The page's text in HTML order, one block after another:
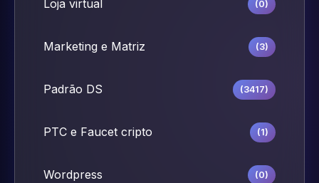
Loja virtual (0)
Marketing e Matriz (3)
Padrão DS (3417)
PTC e Faucet cripto (1)
Wordpress (0)